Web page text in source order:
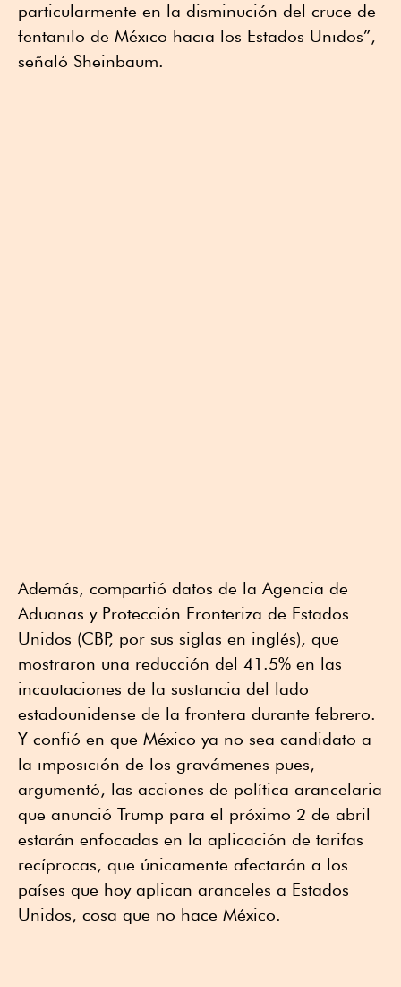
particularmente en la disminución del cruce de
fentanilo de México hacia los Estados Unidos”,
señaló Sheinbaum.
Además, compartió datos de la Agencia de
Aduanas y Protección Fronteriza de Estados
Unidos (CBP, por sus siglas en inglés), que
mostraron una reducción del 41.5% en las
incautaciones de la sustancia del lado
estadounidense de la frontera durante febrero.
Y confió en que México ya no sea candidato a
la imposición de los gravámenes pues,
argumentó, las acciones de política arancelaria
que anunció Trump para el próximo 2 de abril
estarán enfocadas en la aplicación de tarifas
recíprocas, que únicamente afectarán a los
países que hoy aplican aranceles a Estados
Unidos, cosa que no hace México.